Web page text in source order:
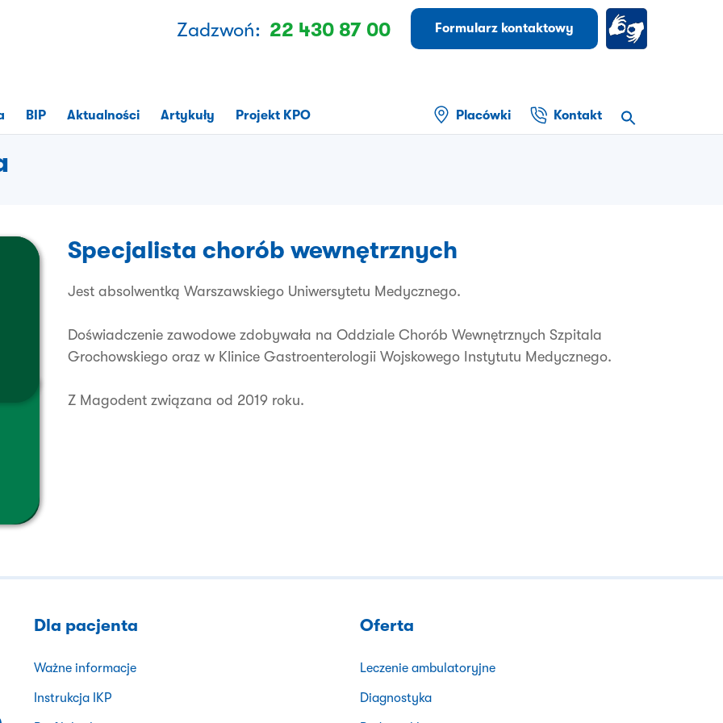
Zadzwoń: 22 430 87 00 Formularz kontaktowy
BIP Aktualności Artykuły Projekt KPO Placówki Kontakt
Specjalista chorób wewnętrznych
Jest absolwentką Warszawskiego Uniwersytetu Medycznego.
Doświadczenie zawodowe zdobywała na Oddziale Chorób Wewnętrznych Szpitala
Grochowskiego oraz w Klinice Gastroenterologii Wojskowego Instytutu Medycznego.
Z Magodent związana od 2019 roku.
Dla pacjenta
Ważne informacje
Instrukcja IKP
Oferta
Leczenie ambulatoryjne
Diagnostyka